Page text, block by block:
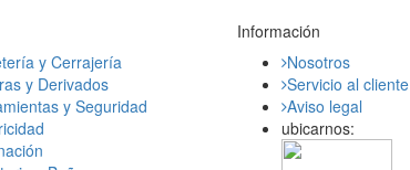
y Cerrajería
y Derivados
y Seguridad
Información
Nosotros
Servicio al cliente
Aviso legal
ubicarnos: